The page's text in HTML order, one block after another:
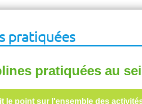
pratiquées
pratiquées au
le point sur l'ensemble des